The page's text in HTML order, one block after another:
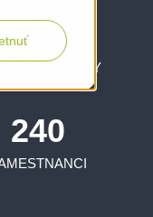
ZÁVODY
240